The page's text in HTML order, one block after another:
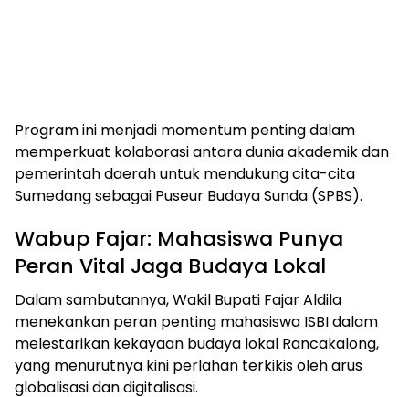
Program ini menjadi momentum penting dalam
memperkuat kolaborasi antara dunia akademik dan
pemerintah daerah untuk mendukung cita-cita
Sumedang sebagai Puseur Budaya Sunda (SPBS).
Wabup Fajar: Mahasiswa Punya
Peran Vital Jaga Budaya Lokal
Dalam sambutannya, Wakil Bupati Fajar Aldila
menekankan peran penting mahasiswa ISBI dalam
melestarikan kekayaan budaya lokal Rancakalong,
yang menurutnya kini perlahan terkikis oleh arus
globalisasi dan digitalisasi.